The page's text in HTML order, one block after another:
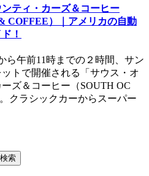
ティ・カーズ＆コーヒー
COFFEE）｜アメリカの自動
！
ら午前11時までの２時間、サン
トで開催される「サウス・オ
ズ＆コーヒー（SOUTH OC
クラシックカーからスーパー